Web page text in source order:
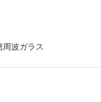
周波ガラス